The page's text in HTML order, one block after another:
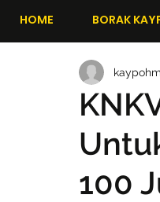
HOME BORAK
100